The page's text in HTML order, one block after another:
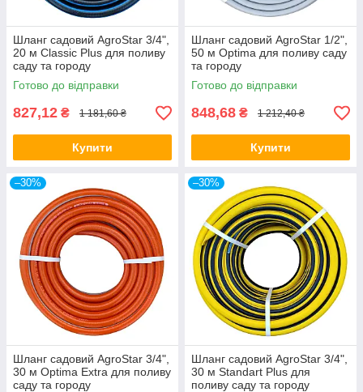
Шланг садовий AgroStar 3/4",
20 м Classic Plus для поливу
саду та городу
Готово до відправки
827,12 ₴ 1 181,60 ₴
Купити
Шланг садовий AgroStar 1/2",
50 м Optima для поливу саду
та городу
Готово до відправки
848,68 ₴ 1 212,40 ₴
Купити
–30%
Шланг садовий AgroStar 3/4",
30 м Optima Extra для поливу
саду та городу
–30%
Шланг садовий AgroStar 3/4",
30 м Standart Plus для
поливу саду та городу